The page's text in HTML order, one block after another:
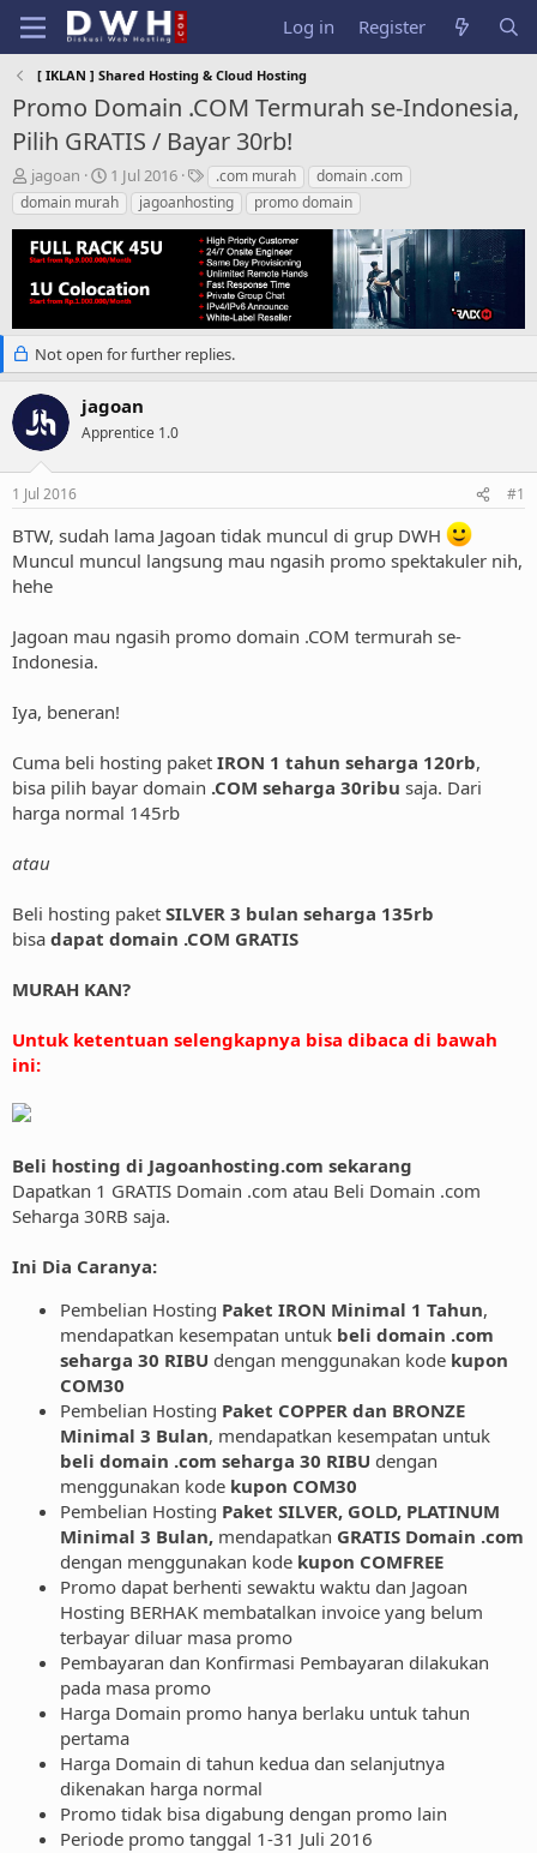
Log in Register
[ IKLAN ] Shared Hosting & Cloud Hosting
Promo Domain .COM Termurah se-Indonesia,
Pilih GRATIS / Bayar 30rb!
T
h
r
e
a
d
s
t
a
r
t
e
r
jagoan
S
t
a
r
t
d
a
t
e
1 Jul 2016
T
a
g
s
.com murah
domain .com
domain murah
jagoanhosting promo domain
Not open for further replies.
jagoan
Apprentice 1.0
1 Jul 2016 #1
BTW, sudah lama Jagoan tidak muncul di grup DWH
Muncul muncul langsung mau ngasih promo spektakuler nih,
hehe
Jagoan mau ngasih promo domain .COM termurah se-
Indonesia.
Iya, beneran!
Cuma beli hosting paket IRON 1 tahun seharga 120rb,
bisa pilih bayar domain .COM seharga 30ribu saja. Dari
harga normal 145rb
atau
Beli hosting paket SILVER 3 bulan seharga 135rb
bisa dapat domain .COM GRATIS
MURAH KAN?
Untuk ketentuan selengkapnya bisa dibaca di bawah
ini:
Beli hosting di Jagoanhosting.com sekarang
Dapatkan 1 GRATIS Domain .com atau Beli Domain .com
Seharga 30RB saja.
Ini Dia Caranya:
Pembelian Hosting Paket IRON Minimal 1 Tahun,
mendapatkan kesempatan untuk beli domain .com
seharga 30 RIBU dengan menggunakan kode kupon
COM30
Pembelian Hosting Paket COPPER dan BRONZE
Minimal 3 Bulan, mendapatkan kesempatan untuk
beli domain .com seharga 30 RIBU dengan
menggunakan kode kupon COM30
Pembelian Hosting Paket SILVER, GOLD, PLATINUM
Minimal 3 Bulan, mendapatkan GRATIS Domain .com
dengan menggunakan kode kupon COMFREE
Promo dapat berhenti sewaktu waktu dan Jagoan
Hosting BERHAK membatalkan invoice yang belum
terbayar diluar masa promo
Pembayaran dan Konfirmasi Pembayaran dilakukan
pada masa promo
Harga Domain promo hanya berlaku untuk tahun
pertama
Harga Domain di tahun kedua dan selanjutnya
dikenakan harga normal
Promo tidak bisa digabung dengan promo lain
Periode promo tanggal 1-31 Juli 2016